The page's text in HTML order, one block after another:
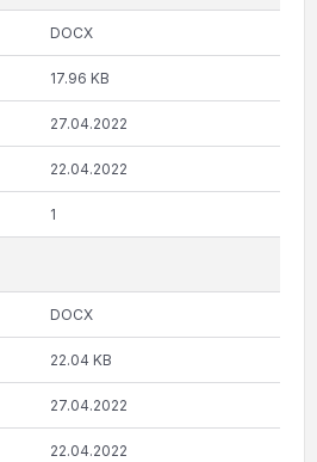
DOCX
17.96 KB
27.04.2022
22.04.2022
1
DOCX
22.04 KB
27.04.2022
22.04.2022